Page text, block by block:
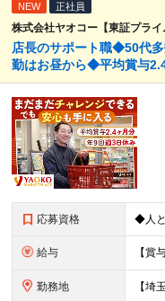
NEW 正社員
株式会社ヤオコー【東証プライ
店長のサポート職◆50代
勤はお昼から◆平均賞与
応募資格
給与
勤務地